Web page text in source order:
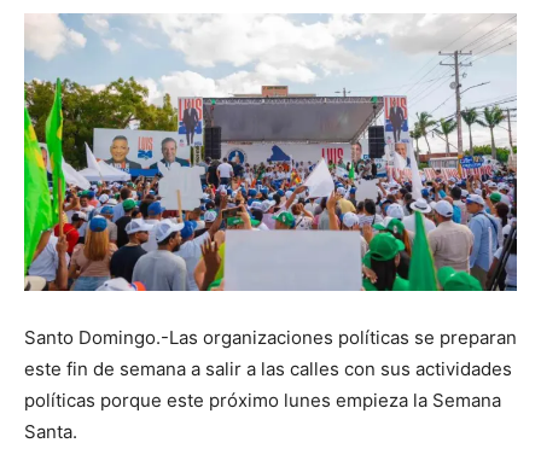
Santo Domingo.-Las organizaciones políticas se preparan
este fin de semana a salir a las calles con sus actividades
políticas porque este próximo lunes empieza la Semana
Santa.